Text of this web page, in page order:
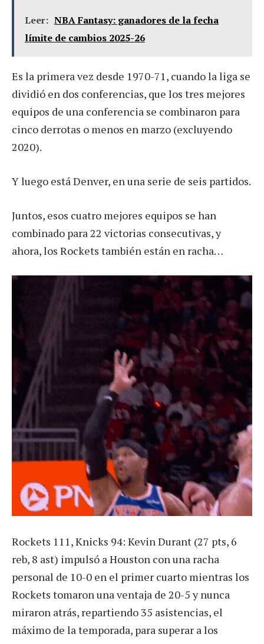
Leer: NBA Fantasy: ganadores de la fecha
límite de cambios 2025-26
Es la primera vez desde 1970-71, cuando la liga se
dividió en dos conferencias, que los tres mejores
equipos de una conferencia se combinaron para
cinco derrotas o menos en marzo (excluyendo
2020).
Y luego está Denver, en una serie de seis partidos.
Juntos, esos cuatro mejores equipos se han
combinado para 22 victorias consecutivas, y
ahora, los Rockets también están en racha…
Rockets 111, Knicks 94: Kevin Durant (27 pts, 6
reb, 8 ast) impulsó a Houston con una racha
personal de 10-0 en el primer cuarto mientras los
Rockets tomaron una ventaja de 20-5 y nunca
miraron atrás, repartiendo 35 asistencias, el
máximo de la temporada, para superar a los